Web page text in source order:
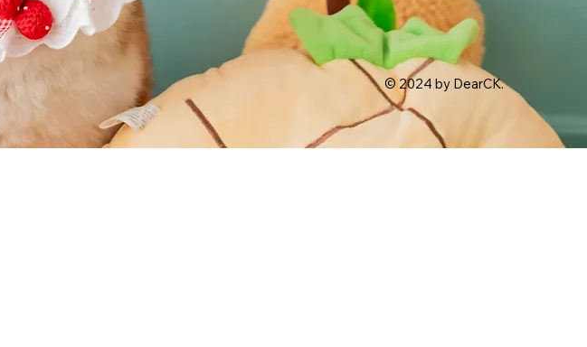
© 2024 by DearCK.